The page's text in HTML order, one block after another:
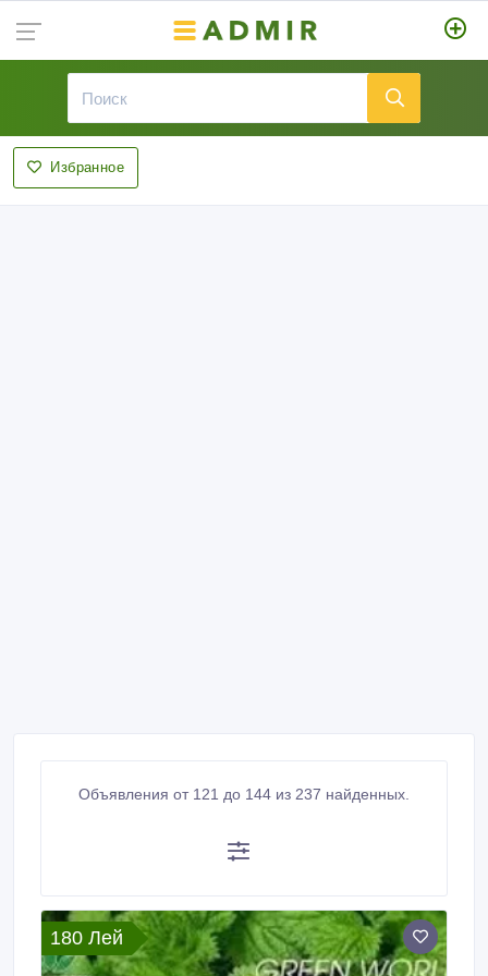
Избранное
Объявления от 121 до 144 из 237 найденных.
180 Лей